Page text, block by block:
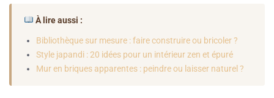
À lire aussi :
Bibliothèque sur mesure : faire construire ou bricoler ?
Style japandi : 20 idées pour un intérieur zen et épuré
Mur en briques apparentes : peindre ou laisser naturel ?